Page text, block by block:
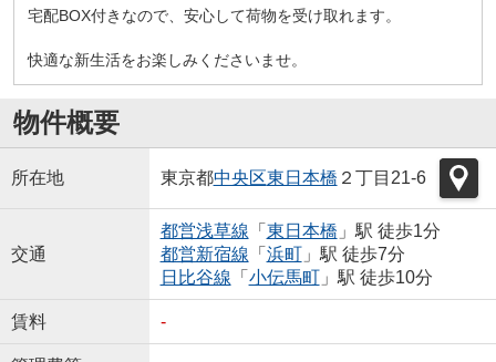
宅配BOX付きなので、安心して荷物を受け取れます。
快適な新生活をお楽しみくださいませ。
物件概要
所在地 東京都中央区東日本橋 ２丁目21-6
交通
都営浅草線 「 東日本橋 」駅 徒歩1分
都営新宿線 「 浜町」駅 徒歩7分
日比谷線 「 小伝馬町」駅 徒歩10分
賃料 -